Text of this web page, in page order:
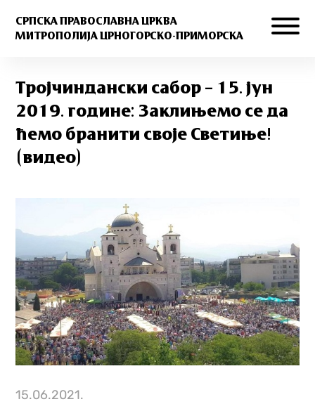
СРПСКА ПРАВОСЛАВНА ЦРКВА
МИТРОПОЛИЈА ЦРНОГОРСКО-ПРИМОРСКА
Тројчиндански сабор – 15. јун
2019. године: Заклињемо се да
ћемо бранити своје Светиње!
(видео)
15.06.2021.